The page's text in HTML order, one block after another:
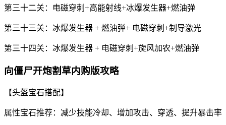
第三十二关：电磁穿刺+高能射线+冰爆发生器+燃油弹
第三十三关：冰爆发生器 + 燃油弹+ 电磁穿刺+制导激光
第三十四关：冰爆发生器 + 电磁穿刺+旋风加农+燃油弹
向僵尸开炮割草内购版攻略
【头盔宝石搭配】
属性宝石推荐：减少技能冷却、增加攻击、穿透、提升暴击率